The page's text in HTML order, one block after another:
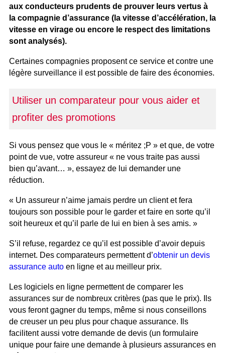
aux conducteurs prudents de prouver leurs vertus à
la compagnie d’assurance (la vitesse d’accélération, la
vitesse en virage ou encore le respect des limitations
sont analysés).
Certaines compagnies proposent ce service et contre une
légère surveillance il est possible de faire des économies.
Utiliser un comparateur pour vous aider et
profiter des promotions
Si vous pensez que vous le « méritez ;P » et que, de votre
point de vue, votre assureur « ne vous traite pas aussi
bien qu’avant… », essayez de lui demander une
réduction.
« Un assureur n’aime jamais perdre un client et fera
toujours son possible pour le garder et faire en sorte qu’il
soit heureux et qu’il parle de lui en bien à ses amis. »
S’il refuse, regardez ce qu’il est possible d’avoir depuis
internet. Des comparateurs permettent d’obtenir un devis
assurance auto en ligne et au meilleur prix.
Les logiciels en ligne permettent de comparer les
assurances sur de nombreux critères (pas que le prix). Ils
vous feront gagner du temps, même si nous conseillons
de creuser un peu plus pour chaque assurance. Ils
facilitent aussi votre demande de devis (un formulaire
unique pour faire une demande à plusieurs assurances en